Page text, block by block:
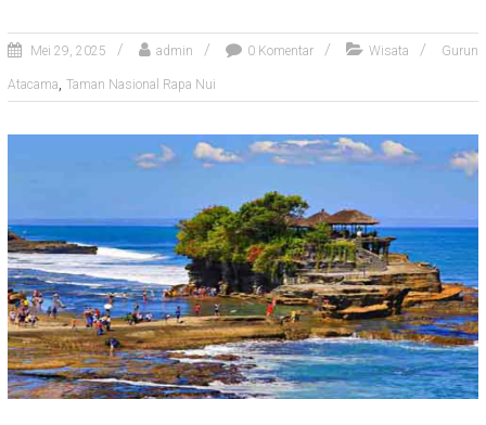
Mei 29, 2025 admin 0 Komentar Wisata Gurun
Atacama, Taman Nasional Rapa Nui